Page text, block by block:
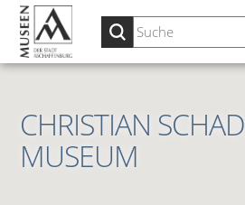
CHRISTIAN SCHAD
MUSEUM